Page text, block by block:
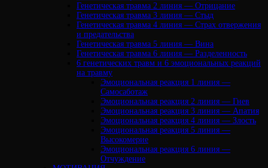
Генетическая травма 2 линия — Отрицание
Генетическая травма 3 линия — Стыд
Генетическая травма 4 линия — Страх отвержения
и предательства
Генетическая травма 5 линия — Вина
Генетическая травма 6 линия — Разделенность
6 генетических травм и 6 эмоциональных реакций
на травму
Эмоциональная реакция 1 линия —
Самосаботаж
Эмоциональная реакция 2 линия — Гнев
Эмоциональная реакция 3 линия — Апатия
Эмоциональная реакция 4 линия — Злость
Эмоциональная реакция 5 линия —
Высокомерие
Эмоциональная реакция 6 линия —
Отчуждение